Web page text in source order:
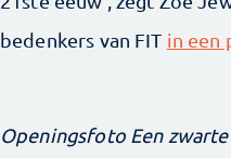
bedenkers van FIT in een
Openingsfoto Een